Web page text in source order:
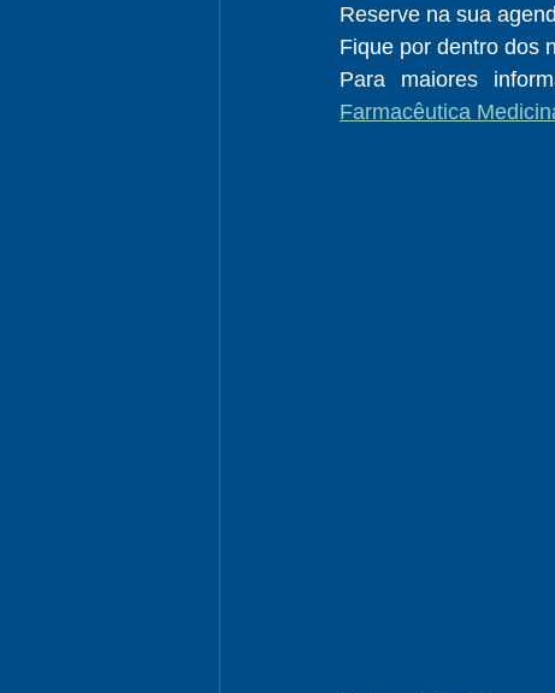
Reserve na sua
Fique por dentro dos
Para maiores
Farmacêutica